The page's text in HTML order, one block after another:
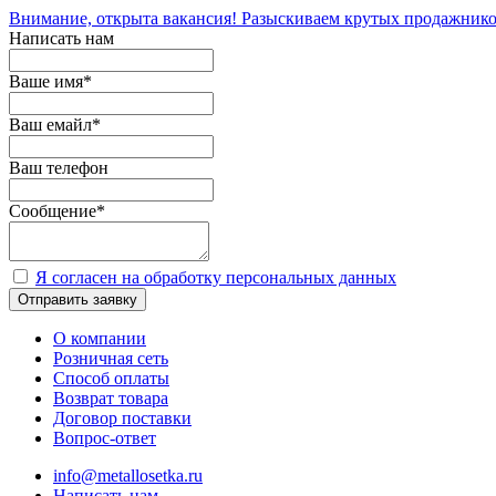
Внимание, открыта вакансия! Разыскиваем крутых
Написать нам
Ваше имя*
Ваш емайл*
Ваш телефон
Сообщение*
Я согласен на обработку персональных данных
Отправить заявку
О компании
Розничная сеть
Способ оплаты
Возврат товара
Договор поставки
Вопрос-ответ
info@metallosetka.ru